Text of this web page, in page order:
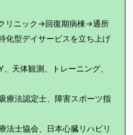
リニック→回復期病棟→通所
化型デイサービスを立ち上げ
天体観測、トレーニング、
療法認定士、障害スポーツ指
法士協会、日本心臓リハビリ